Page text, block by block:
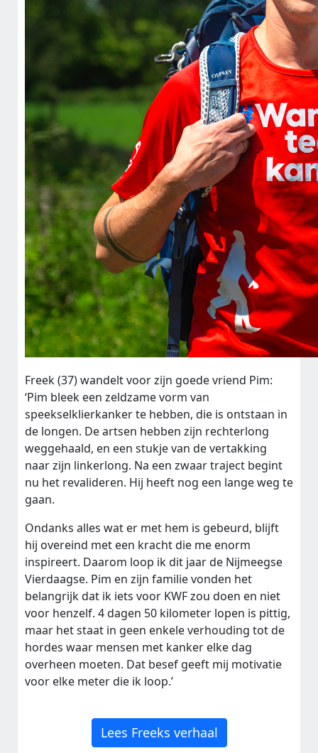
Freek (37) wandelt voor zijn goede vriend Pim:
‘Pim bleek een zeldzame vorm van
speekselklierkanker te hebben, die is ontstaan in
de longen. De artsen hebben zijn rechterlong
weggehaald, en een stukje van de vertakking
naar zijn linkerlong. Na een zwaar traject begint
nu het revalideren. Hij heeft nog een lange weg te
gaan.
Ondanks alles wat er met hem is gebeurd, blijft
hij overeind met een kracht die me enorm
inspireert. Daarom loop ik dit jaar de Nijmeegse
Vierdaagse. Pim en zijn familie vonden het
belangrijk dat ik iets voor KWF zou doen en niet
voor henzelf. 4 dagen 50 kilometer lopen is pittig,
maar het staat in geen enkele verhouding tot de
hordes waar mensen met kanker elke dag
overheen moeten. Dat besef geeft mij motivatie
voor elke meter die ik loop.’
Lees Freeks verhaal